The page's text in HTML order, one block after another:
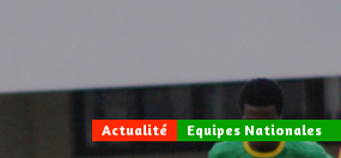
Actualité Equipes Nationales